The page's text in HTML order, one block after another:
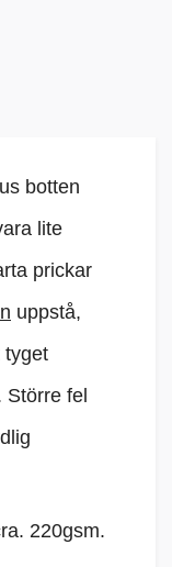
botten
lite
prickar
uppstå,
tyget
fel
. 220gsm.